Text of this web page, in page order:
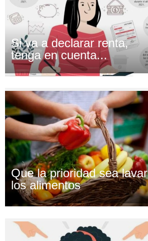
Si va a declarar renta,
tenga en cuenta...
Que la prioridad sea lavar
los alimentos